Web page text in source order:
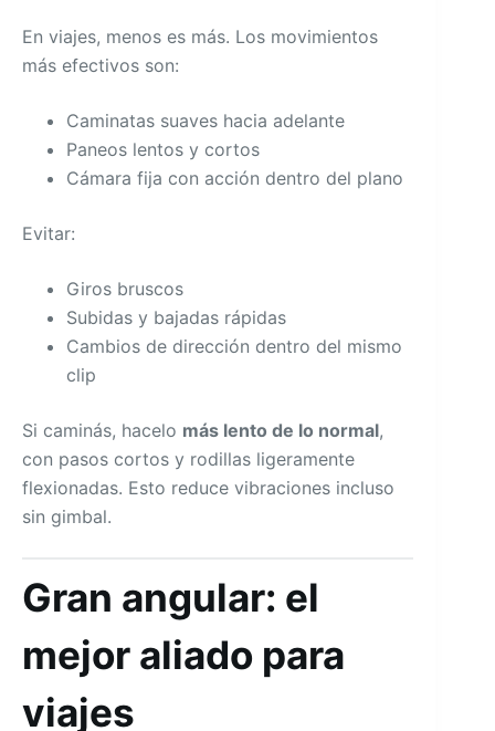
En viajes, menos es más. Los movimientos
más efectivos son:
Caminatas suaves hacia adelante
Paneos lentos y cortos
Cámara fija con acción dentro del plano
Evitar:
Giros bruscos
Subidas y bajadas rápidas
Cambios de dirección dentro del mismo
clip
Si caminás, hacelo más lento de lo normal,
con pasos cortos y rodillas ligeramente
flexionadas. Esto reduce vibraciones incluso
sin gimbal.
Gran angular: el
mejor aliado para
viajes